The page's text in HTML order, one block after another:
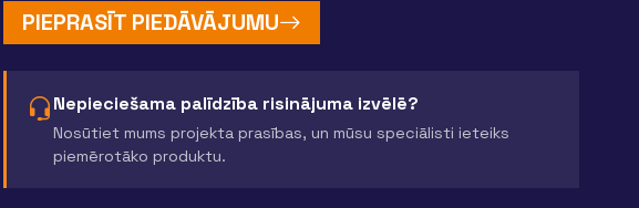
PIEPRASĪT PIEDĀVĀJUMU
Nepieciešama palīdzība risinājuma izvēlē?
Nosūtiet mums projekta prasības, un mūsu speciālisti ieteiks
piemērotāko produktu.